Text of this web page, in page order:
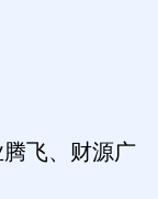
飞、财源广